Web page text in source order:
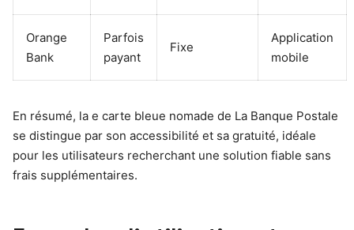
Orange
Bank
Parfois
payant
Fixe
Application
mobile
En résumé, la e carte bleue nomade de La Banque Postale
se distingue par son accessibilité et sa gratuité, idéale
pour les utilisateurs recherchant une solution fiable sans
frais supplémentaires.